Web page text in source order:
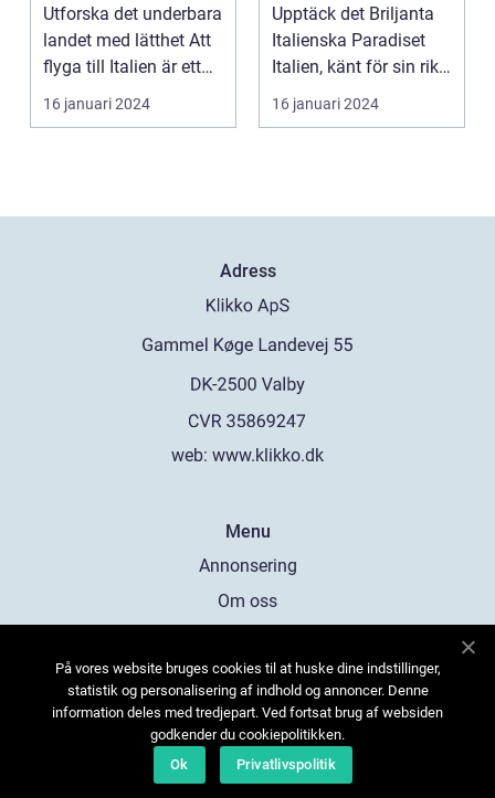
Utforska det underbara
landet med lätthet Att
flyga till Italien är ett
fantast...
16 januari 2024
Upptäck det Briljanta
Italienska Paradiset
Italien, känt för sin rika
historia, ...
16 januari 2024
Adress
web: www.klikko.dk
Menu
Annonsering
Om oss
Kontakta oss
Sitemap
På vores website bruges cookies til at huske dine indstillinger,
statistik og personalisering af indhold og annoncer. Denne
information deles med tredjepart. Ved fortsat brug af websiden
godkender du cookiepolitikken.
Ok
Privatlivspolitik